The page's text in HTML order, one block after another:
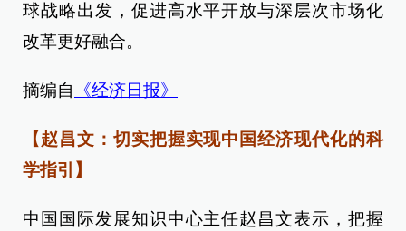
球战略出发，促进高水平开放与深层次市场化
改革更好融合。
摘编自 《经济日报》
【赵昌文：切实把握实现中国经济现代化的科
学指引】
中国国际发展知识中心主任赵昌文表示，把握